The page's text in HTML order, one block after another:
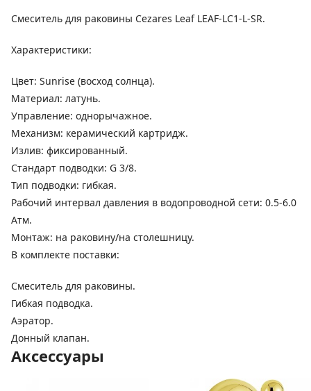
Смеситель для раковины Cezares Leaf LEAF-LC1-L-SR.
Характеристики:
Цвет: Sunrise (восход солнца).
Материал: латунь.
Управление: однорычажное.
Механизм: керамический картридж.
Излив: фиксированный.
Стандарт подводки: G 3/8.
Тип подводки: гибкая.
Рабочий интервал давления в водопроводной сети: 0.5-6.0
Атм.
Монтаж: на раковину/на столешницу.
В комплекте поставки:
Смеситель для раковины.
Гибкая подводка.
Аэратор.
Донный клапан.
Аксессуары